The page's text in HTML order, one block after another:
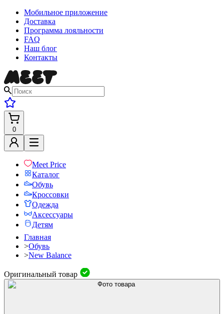
Мобильное приложение
Доставка
Программа лояльности
FAQ
Наш блог
Контакты
0
Meet Price
Каталог
Обувь
Кроссовки
Одежда
Аксессуары
Детям
Главная
>Обувь
>New Balance
Оригинальный товар